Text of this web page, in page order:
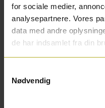
for sociale medier,
analysepartnere. Vores
data med andre
de har indsamlet fra din
Nødvendig
De fire knager kan
på 3 kg.
Når du modtager
med skruer og plugs,